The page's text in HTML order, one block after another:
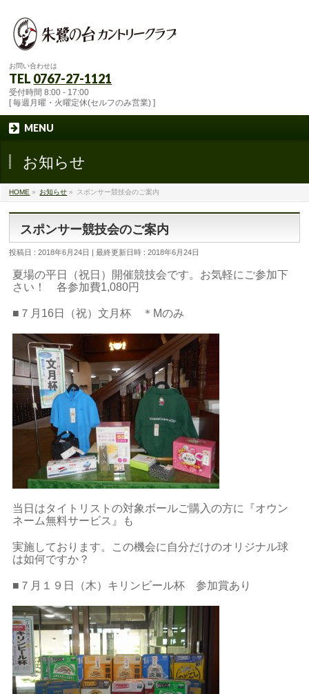
お問い合わせは
TEL 0767-27-1121
受付時間 8:00 - 17:00
[ 毎週月曜・火曜定休(セルフのみ営業) ]
MENU
お知らせ
HOME » お知らせ » スポンサー競技会のご案内
スポンサー競技会のご案内
投稿日 : 2018年6月24日 最終更新日時 : 2018年6月24日
夏場の平日（祝日）開催競技会です。お気軽にご参加下
さい！ 各参加費1,080円
■７月16日（祝）文月杯 ＊Mのみ
当日はタイトリストの対象ボールご購入の方に『オウン
ネーム無料サービス』も
実施しております。この機会に自分だけのオリジナル球
は如何ですか？
■７月１９日（木）キリンビール杯 参加賞あり